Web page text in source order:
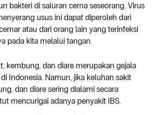
bakteri di saluran cerna seseorang. Virus
usus ini dapat diperoleh dari
atau dari orang lain yang terinfeksi
pada kita melalui tangan.
kembung, dan diare merupakan gejala
Indonesia. Namun, jika keluhan sakit
dan diare sering dialami secara
mencurigai adanya penyakit IBS.